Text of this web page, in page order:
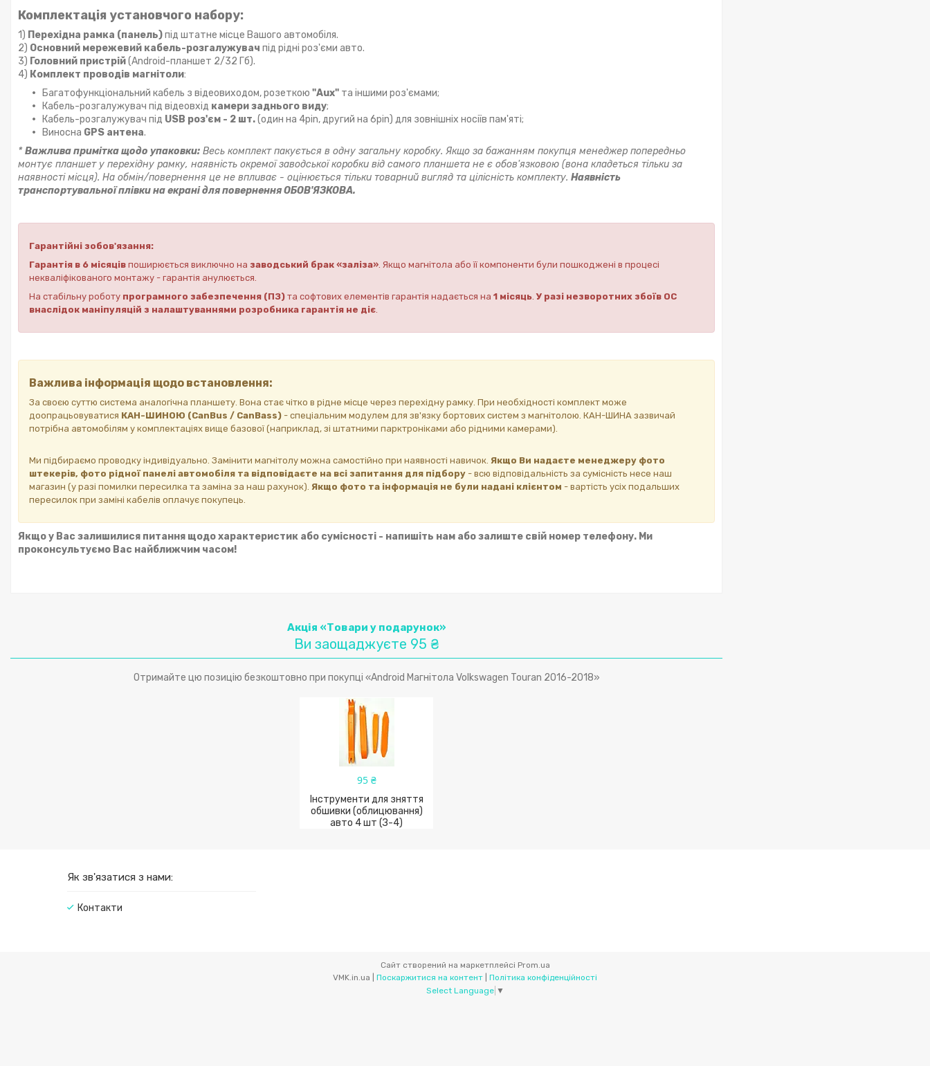
Комплектація установчого набору:
1) Перехідна рамка (панель)під штатне місце Вашого автомобіля.
2) Основний мережевий кабель-розгалужувач під рідні роз'єми авто.
3) Головний пристрій(Android-планшет 2/32 Гб).
4) Комплект проводів магнітоли:
Багатофункціональний кабель з відеовиходом, розеткою "Aux" та іншими роз'ємами;
Кабель-розгалужувач під відеовхід камери заднього виду;
Кабель-розгалужувач під USB роз'єм - 2 шт.(один на 4pin, другий на 6pin) для зовнішніх носіїв пам'яті;
Виносна GPS антена.
*Важлива примітка щодо упаковки: Весь комплект пакується в одну загальну коробку. Якщо за бажанням покупця менеджер попередньо
монтує планшет у перехідну рамку, наявність окремої заводської коробки від самого планшета не є обов'язковою (вона кладеться тільки за
наявності місця). На обмін/повернення це не впливає - оцінюється тільки товарний вигляд та цілісність комплекту. Наявність
транспортувальної плівки на екрані для повернення ОБОВ'ЯЗКОВА.
Гарантійні зобов'язання:
Гарантія в 6 місяців поширюється виключно на заводський брак «заліза». Якщо магнітола або її компоненти були пошкоджені в процесі
некваліфікованого монтажу - гарантія анулюється.
На стабільну роботу програмного забезпечення (ПЗ) та софтових елементів гарантія надається на 1 місяць.У разі незворотних збоїв ОС
внаслідок маніпуляцій з налаштуваннями розробника гарантія не діє.
Важлива інформація щодо встановлення:
За своєю суттю система аналогічна планшету. Вона стає чітко в рідне місце через перехідну рамку. При необхідності комплект може
доопрацьовуватися КАН-ШИНОЮ (CanBus / CanBass) - спеціальним модулем для зв'язку бортових систем з магнітолою. КАН-ШИНА зазвичай
потрібна автомобілям у комплектаціях вище базової (наприклад, зі штатними парктроніками або рідними камерами).
Ми підбираємо проводку індивідуально. Замінити магнітолу можна самостійно при наявності навичок. Якщо Ви надаєте менеджеру фото
штекерів, фото рідної панелі автомобіля та відповідаєте на всі запитання для підбору - всю відповідальність за сумісність несе наш
магазин (у разі помилки пересилка та заміна за наш рахунок). Якщо фото та інформація не були надані клієнтом - вартість усіх подальших
пересилок при заміні кабелів оплачує покупець.
Якщо у Вас залишилися питання щодо характеристик або сумісності - напишіть нам або залиште свій номер телефону. Ми
проконсультуємо Вас найближчим часом!
Акція «Товари у подарунок»
Ви заощаджуєте 95 ₴
Отримайте цю позицію безкоштовно при покупці «Android Магнітола Volkswagen Touran 2016-2018»
95 ₴
Інструменти для зняття
обшивки (облицювання)
авто 4 шт (З-4)
Як зв'язатися з нами:
Контакти
Сайт створений на маркетплейсі Prom.ua
Поскаржитися на контент
Політика конфіденційності
Select Language ▼